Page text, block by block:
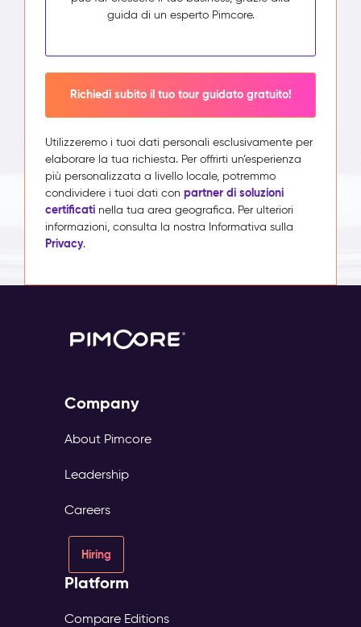
guida di un esperto Pimcore.
Richiedi subito il tuo tour guidato gratuito!
Utilizzeremo i tuoi dati personali esclusivamente per
elaborare la tua richiesta. Per offrirti un’esperienza
più personalizzata a livello locale, potremmo
condividere i tuoi dati con partner di soluzioni
certificati nella tua area geografica. Per ulteriori
informazioni, consulta la nostra Informativa sulla
Privacy.
Company
About Pimcore
Leadership
Careers
Hiring
Platform
Compare Editions